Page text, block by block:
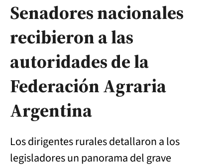
Senadores nacionales
recibieron a las
autoridades de la
Federación Agraria
Argentina
Los dirigentes rurales detallaron a los
legisladores un panorama del grave